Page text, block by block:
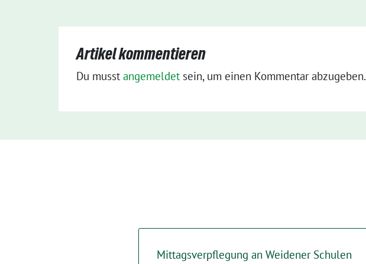
Artikel kommentieren
Du musst angemeldet sein, um einen Kommentar abzugeben.
Mittagsverpflegung an Weidener Schulen